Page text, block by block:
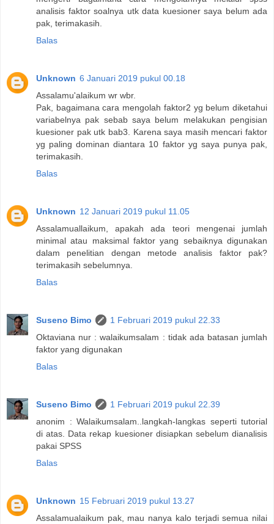
analisis faktor soalnya utk data kuesioner saya belum ada
pak, terimakasih.
Balas
Unknown 6 Januari 2019 pukul 00.18
Assalamu'alaikum wr wbr.
Pak, bagaimana cara mengolah faktor2 yg belum diketahui
variabelnya pak sebab saya belum melakukan pengisian
kuesioner pak utk bab3. Karena saya masih mencari faktor
yg paling dominan diantara 10 faktor yg saya punya pak,
terimakasih.
Balas
Unknown 12 Januari 2019 pukul 11.05
Assalamuallaikum, apakah ada teori mengenai jumlah
minimal atau maksimal faktor yang sebaiknya digunakan
dalam penelitian dengan metode analisis faktor pak?
terimakasih sebelumnya.
Balas
Suseno Bimo
1 Februari 2019 pukul 22.33
Oktaviana nur : walaikumsalam : tidak ada batasan jumlah
faktor yang digunakan
Balas
Suseno Bimo
1 Februari 2019 pukul 22.39
anonim : Walaikumsalam..langkah-langkas seperti tutorial
di atas. Data rekap kuesioner disiapkan sebelum dianalisis
pakai SPSS
Balas
Unknown 15 Februari 2019 pukul 13.27
Assalamualaikum pak, mau nanya kalo terjadi semua nilai